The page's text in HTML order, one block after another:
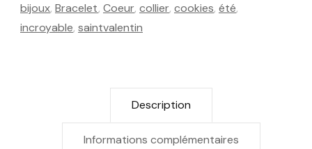
x
Ange-
bijoux, Bracelet, Coeur, collier, cookies, été,
incroyable, saintvalentin
Description
Informations complémentaires